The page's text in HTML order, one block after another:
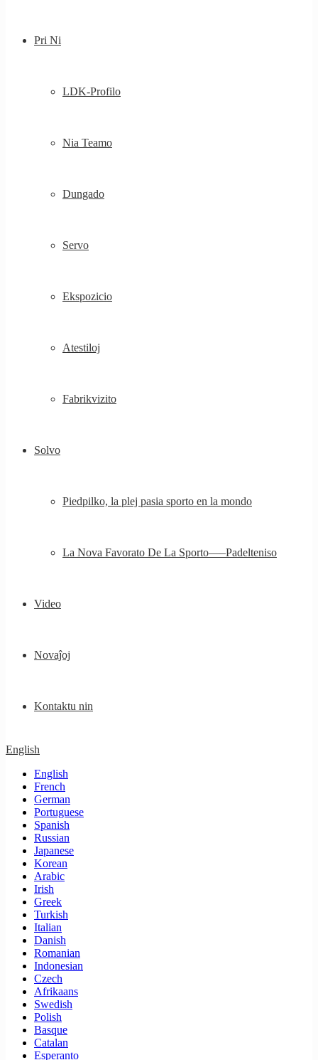
Pri Ni
LDK-Profilo
Nia Teamo
Dungado
Servo
Ekspozicio
Atestiloj
Fabrikvizito
Solvo
Piedpilko, la plej pasia sporto en la mondo
La Nova Favorato De La Sporto—–Padelteniso
Video
Novaĵoj
Kontaktu nin
English
English
French
German
Portuguese
Spanish
Russian
Japanese
Korean
Arabic
Irish
Greek
Turkish
Italian
Danish
Romanian
Indonesian
Czech
Afrikaans
Swedish
Polish
Basque
Catalan
Esperanto